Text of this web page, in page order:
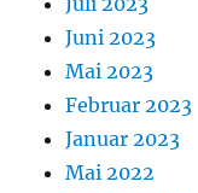
Juni 2023
Mai 2023
Februar 2023
Januar 2023
Mai 2022